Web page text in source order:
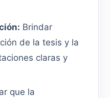
Brindar
de la tesis y la
claras y
que la